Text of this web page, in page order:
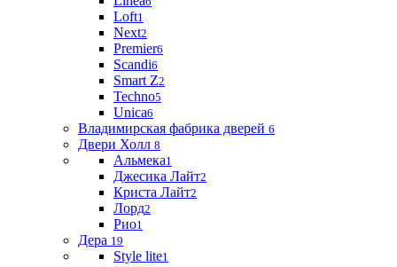
Loft1
Next2
Premier6
Scandi6
Smart Z2
Techno5
Unica6
Владимирская фабрика дверей 6
Двери Холл 8
Альмека1
Джесика Лайт2
Криста Лайт2
Лорд2
Рио1
Дера 19
Style lite1